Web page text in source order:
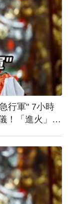
行軍" 7小時
！「進火」儀